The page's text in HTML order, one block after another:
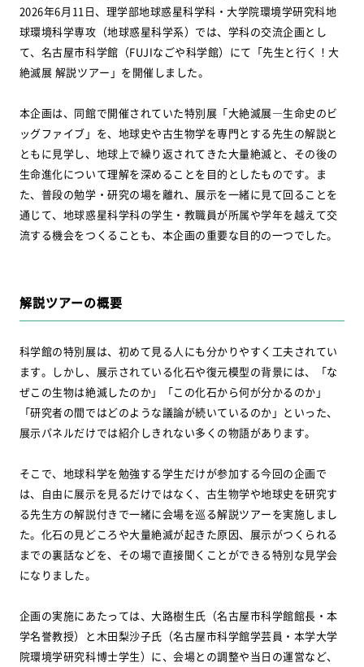
2026年6月11日、理学部地球惑星科学科・大学院環境学研究科地
球環境科学専攻（地球惑星科学系）では、学科の交流企画とし
て、名古屋市科学館（FUJIなごや科学館）にて「先生と行く！大
絶滅展 解説ツアー」を開催しました。
本企画は、同館で開催されていた特別展「大絶滅展―生命史のビ
ッグファイブ」を、地球史や古生物学を専門とする先生の解説と
ともに見学し、地球上で繰り返されてきた大量絶滅と、その後の
生命進化について理解を深めることを目的としたものです。ま
た、普段の勉学・研究の場を離れ、展示を一緒に見て回ることを
通じて、地球惑星科学科の学生・教職員が所属や学年を越えて交
流する機会をつくることも、本企画の重要な目的の一つでした。
解説ツアーの概要
科学館の特別展は、初めて見る人にも分かりやすく工夫されてい
ます。しかし、展示されている化石や復元模型の背景には、「な
ぜこの生物は絶滅したのか」「この化石から何が分かるのか」
「研究者の間ではどのような議論が続いているのか」といった、
展示パネルだけでは紹介しきれない多くの物語があります。
そこで、地球科学を勉強する学生だけが参加する今回の企画で
は、自由に展示を見るだけではなく、古生物学や地球史を研究す
る先生方の解説付きで一緒に会場を巡る解説ツアーを実施しまし
た。化石の見どころや大量絶滅が起きた原因、展示がつくられる
までの裏話などを、その場で直接聞くことができる特別な見学会
になりました。
企画の実施にあたっては、大路樹生氏（名古屋市科学館館長・本
学名誉教授）と木田梨沙子氏（名古屋市科学館学芸員・本学大学
院環境学研究科博士学生）に、会場との調整や当日の運営など、